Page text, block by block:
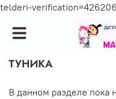
telderi-
ТУНИКА
В данном разделе пока